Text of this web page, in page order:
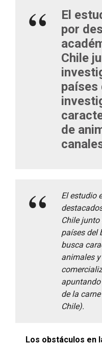
El
por
Chile
países
de
El estudio
Chile
países del
busca
animales
de la
Chile).
Los obstáculos en